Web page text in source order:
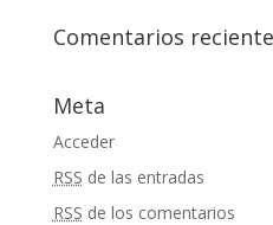
Comentarios
Meta
Acceder
RSS de las entradas
RSS de los comentarios